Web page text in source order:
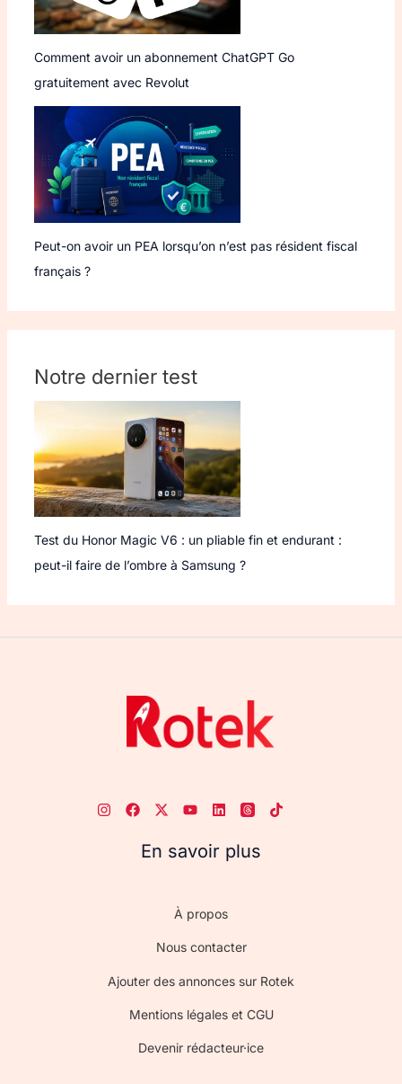
Comment avoir un abonnement ChatGPT Go
gratuitement avec Revolut
Peut-on avoir un PEA lorsqu’on n’est pas résident fiscal
français ?
Notre dernier test
Test du Honor Magic V6 : un pliable fin et endurant :
peut-il faire de l’ombre à Samsung ?
En savoir plus
À propos
Nous contacter
Ajouter des annonces sur Rotek
Mentions légales et CGU
Devenir rédacteur·ice